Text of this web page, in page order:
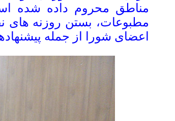
مناطق محروم داده شده
مطبوعات، بستن روزنه های
اعضای شورا از جمله